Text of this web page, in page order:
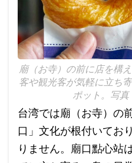
廟（お寺）の前に店を構
客や観光客が気軽に立ち
ポット。写
台湾では廟（お寺）の
口」文化が根付いてお
りません。廟口點心站